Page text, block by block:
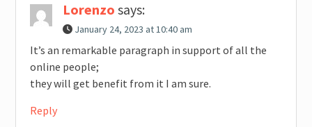
Lorenzo says:
January 24, 2023 at 10:40 am
It’s an remarkable paragraph in support of all the
online people;
they will get benefit from it I am sure.
Reply